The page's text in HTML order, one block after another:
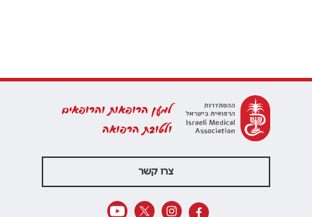
למען הרופאות והרופאים
ולטובת הרפואה
צרו קשר